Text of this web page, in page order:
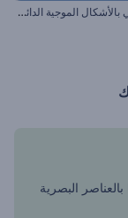
ا
لمعادل الصوتي بالأشكال الموجية الدائرية
البصرية